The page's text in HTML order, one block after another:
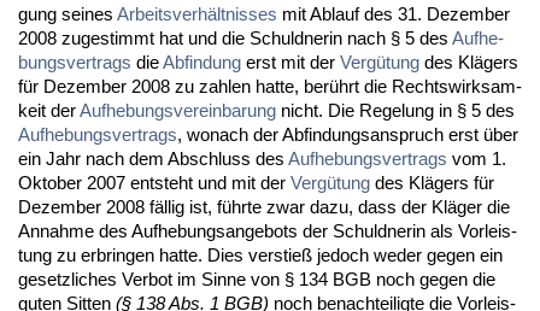
gung sei­nes Ar­beits­verhält­nis­ses mit Ab­lauf des 31. De­zem­ber
2008 zu­ge­stimmt hat und die Schuld­ne­rin nach § 5 des Auf­he­
bungs­ver­trags dieAb­fin­dung erst mit der Vergütung des Klägers
für De­zem­ber 2008 zu zah­len hat­te, berührt die Rechts­wirk­sam­
keit derAuf­he­bungs­ver­ein­ba­rung nicht. Die Re­ge­lung in § 5 des
Auf­he­bungs­ver­trags, wo­nach der Ab­fin­dungs­an­spruch erst über
ein Jahr nach dem Ab­schluss des Auf­he­bungs­ver­trags vom 1.
Ok­to­ber 2007 ent­steht und mit der Vergütung des Klägers für
De­zem­ber 2008 fällig ist, führ­te zwar da­zu, dass der Kläger die
An­nah­me des Auf­he­bungs­an­ge­bots der Schuld­ne­rin als Vor­leis­
tung zu er­brin­gen hat­te. Dies ver­stieß je­doch we­der ge­gen ein
ge­setz­li­ches Ver­bot im Sin­ne von § 134 BGB noch ge­gen die
gu­ten Sit­ten (§ 138 Abs. 1 BGB) noch be­nach­tei­lig­te die Vor­leis­